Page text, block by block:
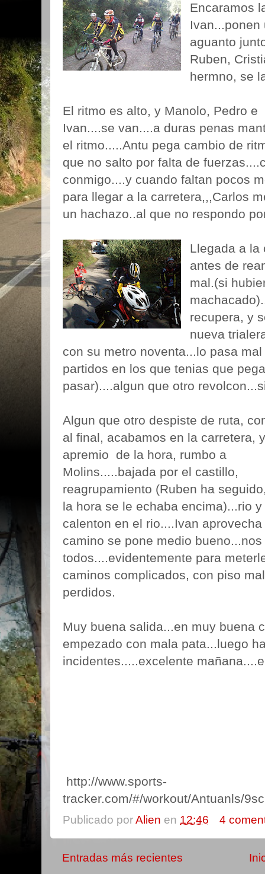
Encaramos
Ivan...ponen
aguanto
Ruben,
hermno, se
El ritmo es alto, y Manolo, Pedro e
Ivan....se van....a duras penas
el ritmo.....Antu pega cambio de
que no salto por falta de
conmigo....y cuando faltan pocos
para llegar a la carretera,,,Carlos
un hachazo..al que no respondo
Llegada a la
antes de
mal.(si
recupera, y
nueva
con su metro noventa...lo pasa
partidos en los que tenias que
pasar)....algun que otro
Algun que otro despiste de ruta,
al final, acabamos en la carretera,
apremio de la hora, rumbo a
Molins.....bajada por el castillo,
reagrupamiento (Ruben ha
la hora se le echaba encima)...rio
calenton en el rio....Ivan
camino se pone medio
todos....evidentemente para
caminos complicados, con piso
perdidos.
Muy buena salida...en muy buena
empezado con mala pata...luego
incidentes.....excelente
http://www.sports-
tracker.com/#/workout/Antuanls/
Publicado porAlien en 12:46 4
Entradas más recientes